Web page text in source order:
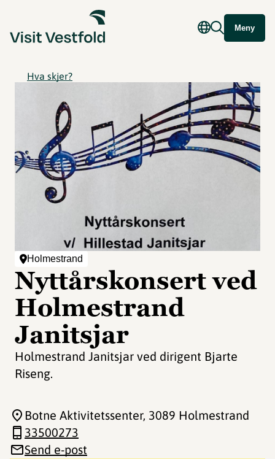
Meny
Hva skjer?
Holmestrand
Nyttårskonsert ved
Holmestrand
Janitsjar
Holmestrand Janitsjar ved dirigent Bjarte
Riseng.
Botne Aktivitetssenter, 3089 Holmestrand
33500273
Send e-post